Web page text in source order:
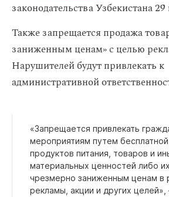
законодательства Узбекистана
Также запрещается продажа
заниженным ценам» с целью
Нарушителей будут привлекать к
административной
«Запрещается привлекать
мероприятиям путем
продуктов питания, товаров и
материальных ценностей либо
чрезмерно заниженным ценам в
рекламы, акции и других